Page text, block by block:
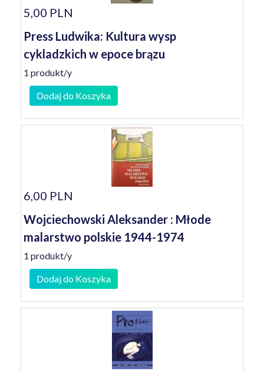
5,00 PLN
Press Ludwika: Kultura wysp
cykladzkich w epoce brązu
1 produkt/y
Dodaj do Koszyka
6,00 PLN
Wojciechowski Aleksander : Młode
malarstwo polskie 1944-1974
1 produkt/y
Dodaj do Koszyka